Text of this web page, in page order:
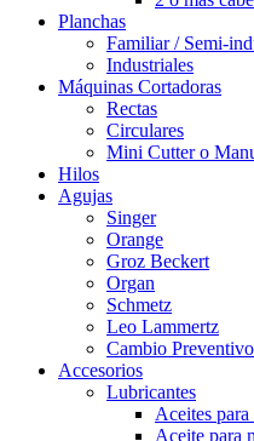
Planchas
Familiar / Semi-
Industriales
Máquinas Cortadoras
Rectas
Circulares
Mini Cutter o
Hilos
Agujas
Singer
Orange
Groz Beckert
Organ
Schmetz
Leo Lammertz
Cambio Preventivo
Accesorios
Lubricantes
Aceites para
Aceite para